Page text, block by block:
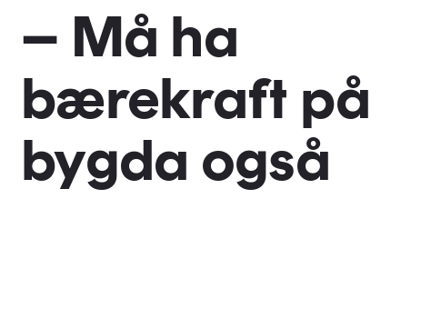
– Må ha
bærekraft på
bygda også